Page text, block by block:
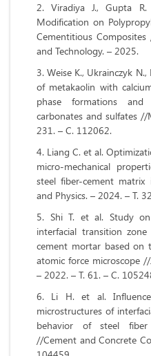
Viradiya J., Gupta
Modification on
Cementitious
and Technology. – 2025.
Weise K., Ukrainczyk
of metakaolin with
phase formations
carbonates and sulfates
231. – С. 112062.
Liang C. et al.
micro-mechanical
steel fiber-cement
and Physics. – 2024. – Т.
Shi T. et al. Study
interfacial transition
cement mortar based on
atomic force microscope
– 2022. – Т. 61. – С.
Li H. et al.
microstructures of
behavior of steel fiber
//Cement and Concrete